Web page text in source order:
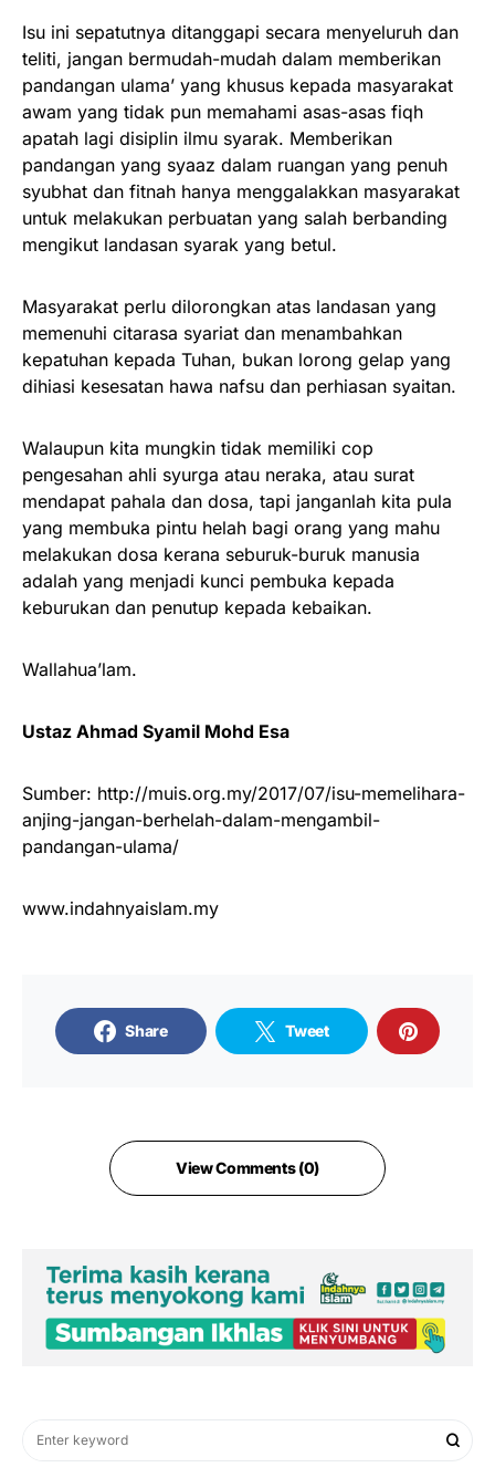
Isu ini sepatutnya ditanggapi secara menyeluruh dan
teliti, jangan bermudah-mudah dalam memberikan
pandangan ulama’ yang khusus kepada masyarakat
awam yang tidak pun memahami asas-asas fiqh
apatah lagi disiplin ilmu syarak. Memberikan
pandangan yang syaaz dalam ruangan yang penuh
syubhat dan fitnah hanya menggalakkan masyarakat
untuk melakukan perbuatan yang salah berbanding
mengikut landasan syarak yang betul.
Masyarakat perlu dilorongkan atas landasan yang
memenuhi citarasa syariat dan menambahkan
kepatuhan kepada Tuhan, bukan lorong gelap yang
dihiasi kesesatan hawa nafsu dan perhiasan syaitan.
Walaupun kita mungkin tidak memiliki cop
pengesahan ahli syurga atau neraka, atau surat
mendapat pahala dan dosa, tapi janganlah kita pula
yang membuka pintu helah bagi orang yang mahu
melakukan dosa kerana seburuk-buruk manusia
adalah yang menjadi kunci pembuka kepada
keburukan dan penutup kepada kebaikan.
Wallahua’lam.
Ustaz Ahmad Syamil Mohd Esa
Sumber: http://muis.org.my/2017/07/isu-memelihara-
anjing-jangan-berhelah-dalam-mengambil-
pandangan-ulama/
www.indahnyaislam.my
Share Tweet
View Comments (0)